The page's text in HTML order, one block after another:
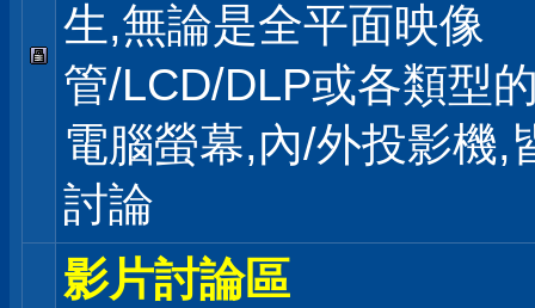
生,無論是全平面映像
管/LCD/DLP或各類型
電腦螢幕,內/外投影機,
討論
影片討論區